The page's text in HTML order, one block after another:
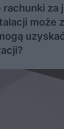
za
może